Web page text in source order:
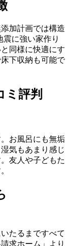
加計画では構造
に強い家作り
同様に快適にす
下収納も可能で
ミ評判
お風呂にも無垢
気もあまり感じ
友人や子どもた
たるまですべて
求ホーム」より